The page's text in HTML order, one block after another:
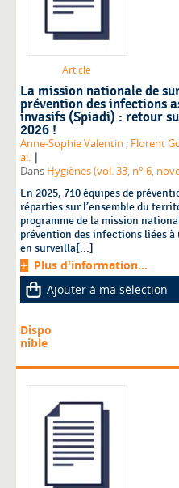
Article
La mission nationale de
prévention des infections
invasifs (Spiadi) : retour
2026 !
Anne-Sophie Valentin ; Florent
al. |
Dans Hygiènes (vol. 33, n° 6,
En 2025, 710 équipes de
réparties sur l’ensemble du
programme de la mission
prévention des infections liées
en surveilla[...]
Plus d'information...
Ajouter à ma sélection
Dispo
nible